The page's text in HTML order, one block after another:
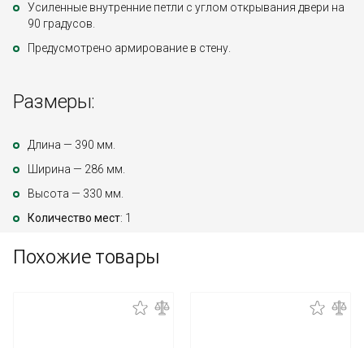
Усиленные внутренние петли с углом открывания двери на
90 градусов.
Предусмотрено армирование в стену.
Размеры:
Длина — 390 мм.
Ширина — 286 мм.
Высота — 330 мм.
Количество мест: 1
Похожие товары